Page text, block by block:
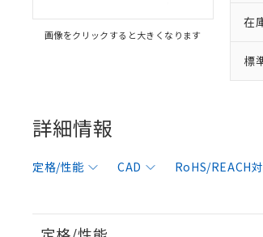
画像をクリックすると大きくなります
在
標
詳細情報
定格/性能 CAD RoHS/REACH